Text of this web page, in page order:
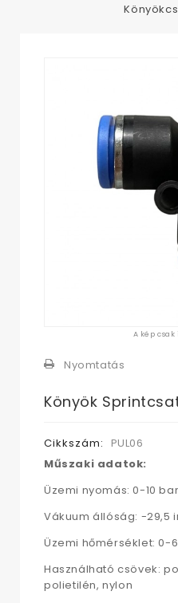
A kép
Nyomtatás
Könyök
Cikkszám:
PUL06
Műszaki adatok:
Üzemi nyomás: 0-10 bar
Vákuum állóság: -29,5
Üzemi hőmérséklet: 0-
Használható csövek:
polietilén, nylon